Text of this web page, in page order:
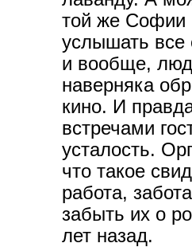
той же Софии
услышать
и вообще,
наверняка
кино. И
встречами
усталость.
что такое
работа,
забыть их о
лет назад.